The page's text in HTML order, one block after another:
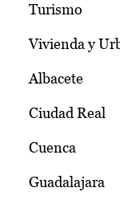
Turismo
Vivienda y
Albacete
Ciudad Real
Cuenca
Guadalajara